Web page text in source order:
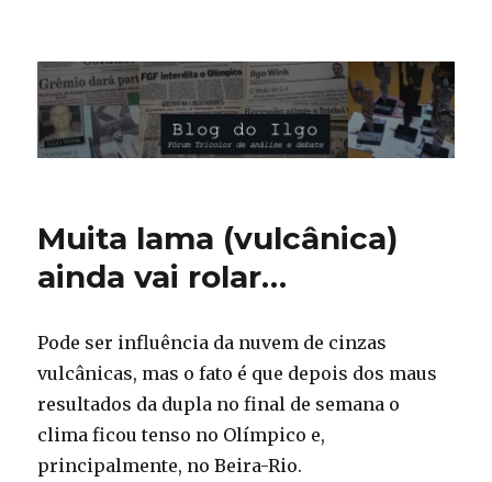
Blog do Ilgo Wink
Muita lama (vulcânica)
ainda vai rolar…
Pode ser influência da nuvem de cinzas
vulcânicas, mas o fato é que depois dos maus
resultados da dupla no final de semana o
clima ficou tenso no Olímpico e,
principalmente, no Beira-Rio.